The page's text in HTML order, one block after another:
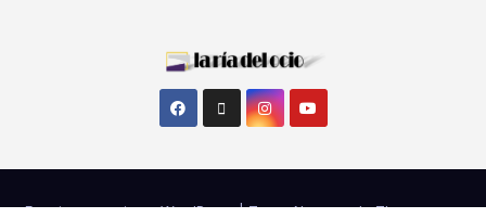
Funciona gracias a WordPress|Tema: Newsup deThemeansar